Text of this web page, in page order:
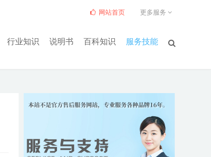
行业知识 说明书 百科知识 服务技能
网站首页 更多服务